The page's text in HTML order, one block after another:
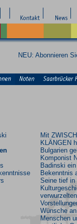
NEU: Abonnieren
Mit
KLÄNGEN
Bulgarien
Komponist
Badinski
Bekenntnis
Seine tief in
Wünsche
Menschen